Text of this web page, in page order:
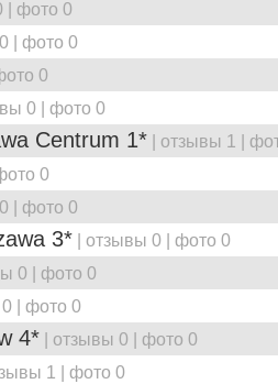
| фото 0
| фото 0
0
0 | фото 0
Centrum 1* | отзывы 1 |
0
| фото 0
3* | отзывы 0 | фото 0
0 | фото 0
| фото 0
4* | отзывы 0 | фото 0
1 | фото 0